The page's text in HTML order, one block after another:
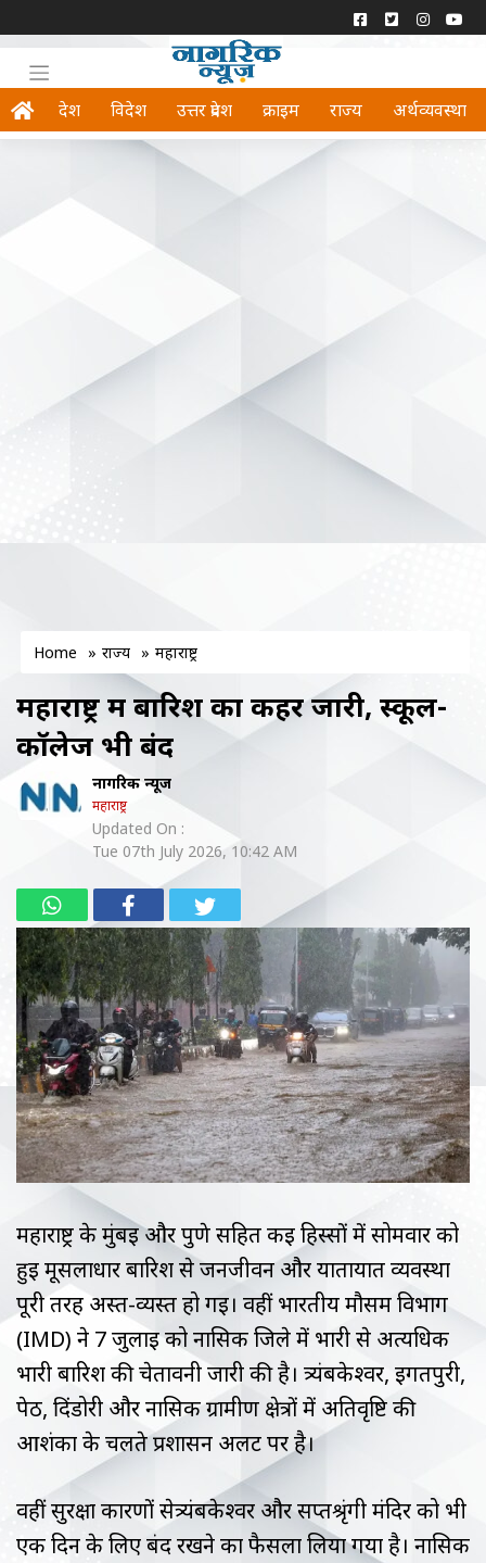
देश विदेश उत्तर प्रदेश क्राइम राज्य अर्थव्यवस्था
Home » राज्य » महाराष्ट्र
महाराष्ट्र में बारिश का कहर जारी, स्कूल-
कॉलेज भी बंद
नागरिक न्यूज
महाराष्ट्र
Updated On :
Tue 07th July 2026, 10:42 AM
महाराष्ट्र के मुंबई और पुणे सहित कई हिस्सों में सोमवार को
हुई मूसलाधार बारिश से जनजीवन और यातायात व्यवस्था
पूरी तरह अस्त-व्यस्त हो गई। वहीं भारतीय मौसम विभाग
(IMD) ने 7 जुलाई को नासिक जिले में भारी से अत्यधिक
भारी बारिश की चेतावनी जारी की है। त्र्यंबकेश्वर, इगतपुरी,
पेठ, दिंडोरी और नासिक ग्रामीण क्षेत्रों में अतिवृष्टि की
आशंका के चलते प्रशासन अलर्ट पर है।
वहीं सुरक्षा कारणों सेत्र्यंबकेश्वर और सप्तश्रृंगी मंदिर को भी
एक दिन के लिए बंद रखने का फैसला लिया गया है। नासिक